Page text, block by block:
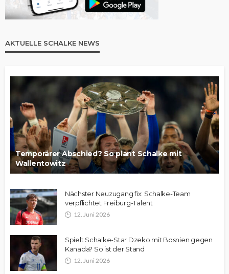
AKTUELLE SCHALKE NEWS
Temporärer Abschied? So plant Schalke mit
Wallentowitz
Nächster Neuzugang fix: Schalke-Team
verpflichtet Freiburg-Talent
12. Juni 2026
Spielt Schalke-Star Dzeko mit Bosnien gegen
Kanada? So ist der Stand
12. Juni 2026